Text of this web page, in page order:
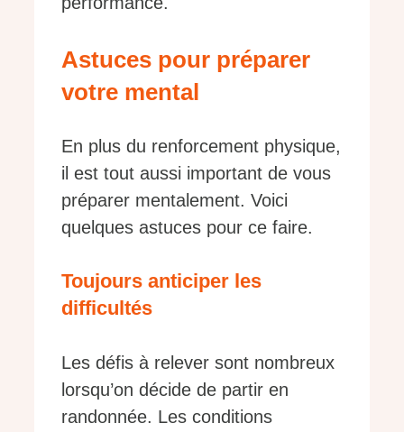
Astuces pour préparer
votre mental
En plus du renforcement physique,
il est tout aussi important de vous
préparer mentalement. Voici
quelques astuces pour ce faire.
Toujours anticiper les
difficultés
Les défis à relever sont nombreux
lorsqu’on décide de partir en
randonnée. Les conditions